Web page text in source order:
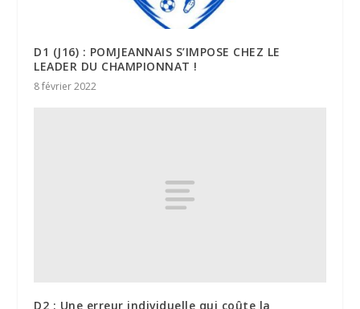
D1 (J16) : POMJEANNAIS S’IMPOSE CHEZ LE
LEADER DU CHAMPIONNAT !
8 février 2022
D2 : Une erreur individuelle qui coûte la